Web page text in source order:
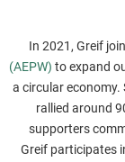
In 2021, Greif
(AEPW) to expand
a circular economy.
rallied around
supporters
Greif participates